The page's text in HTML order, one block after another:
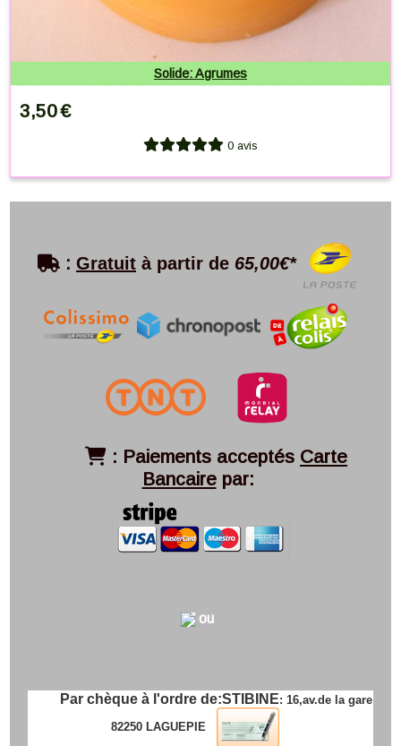
Solide: Agrumes
3,50€
0 avis
 : Gratuit à partir de 65,00€*
 : Paiements acceptés Carte
Bancairepar:
ou
Par chèque à l'ordre de:STIBINE: 16,av.de la gare
82250 LAGUEPIE